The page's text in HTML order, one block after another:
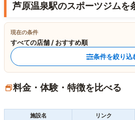
芦原温泉駅のスポーツジムを
現在の条件
すべての店舗 / おすすめ順
条件を絞り込
料金・体験・特徴を比べる
施設名
リンク